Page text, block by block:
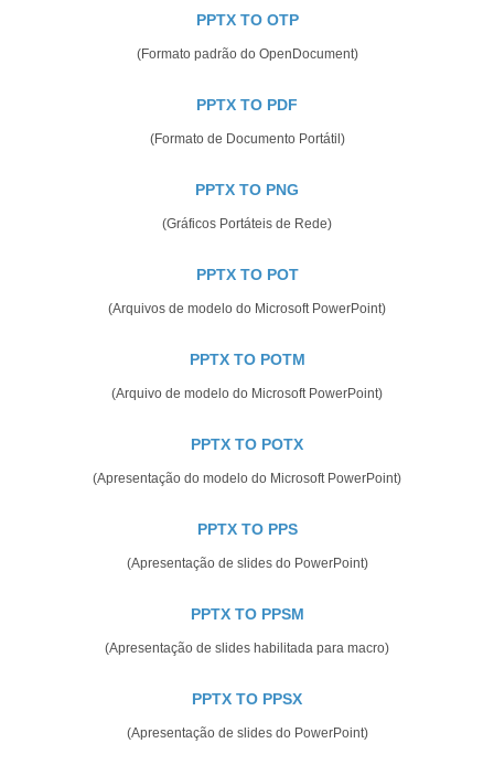
PPTX TO OTP
(Formato padrão do OpenDocument)
PPTX TO PDF
(Formato de Documento Portátil)
PPTX TO PNG
(Gráficos Portáteis de Rede)
PPTX TO POT
(Arquivos de modelo do Microsoft PowerPoint)
PPTX TO POTM
(Arquivo de modelo do Microsoft PowerPoint)
PPTX TO POTX
(Apresentação do modelo do Microsoft PowerPoint)
PPTX TO PPS
(Apresentação de slides do PowerPoint)
PPTX TO PPSM
(Apresentação de slides habilitada para macro)
PPTX TO PPSX
(Apresentação de slides do PowerPoint)